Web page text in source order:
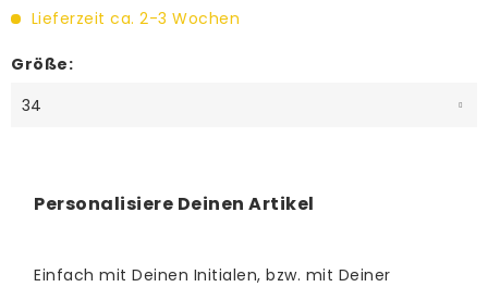
Lieferzeit ca. 2-3 Wochen
Größe:
Personalisiere Deinen Artikel
Einfach mit Deinen Initialen, bzw. mit Deiner